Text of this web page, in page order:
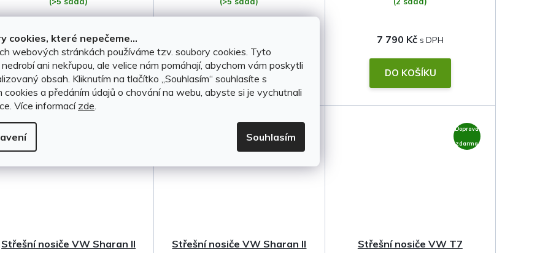
cookies, které nepečeme...
webových stránkách používáme tzv. soubory cookies. Tyto
ani nekřupou, ale velice nám pomáhají, abychom vám poskytli
obsah. Kliknutím na tlačítko ,,Souhlasím“ souhlasíte s
cookies a předáním údajů o chování na webu, abyste si je vychutnali
Více informací zde.
Souhlasím
3 599 Kč
DO KOŠÍKU DO KOŠÍKU
7 790 Kč
DO KOŠÍKU
Střešní nosiče VW Sharan II
Střešní nosiče VW Sharan II
Doprava
zdarma
Střešní nosiče VW T7